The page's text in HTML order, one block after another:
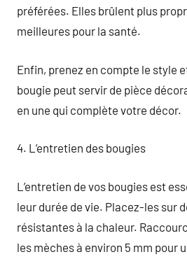
préférées. Elles brûlent plus
meilleures pour la santé.
Enfin, prenez en compte le style
bougie peut servir de pièce
en une qui complète votre décor.
4. L’entretien des bougies
L’entretien de vos bougies est
leur durée de vie. Placez-les sur
résistantes à la chaleur.
les mèches à environ 5 mm pour